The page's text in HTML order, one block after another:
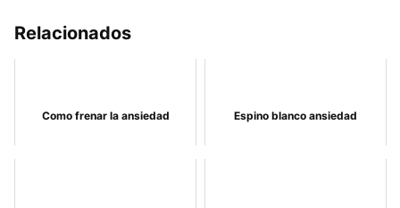
Relacionados
Como frenar la ansiedad Espino blanco ansiedad